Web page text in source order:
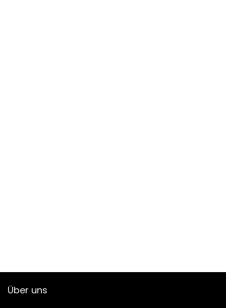
Über uns